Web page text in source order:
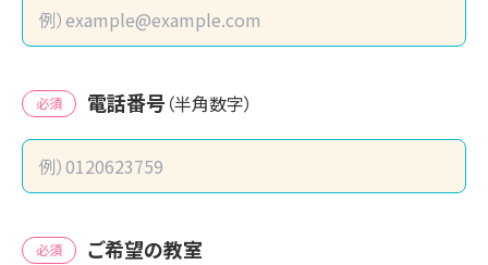
必須 電話番号 （半角数字）
必須 ご希望の教室